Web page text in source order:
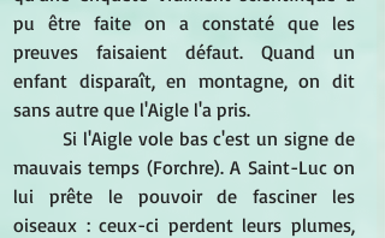
pu être faite on a constaté que les
preuves faisaient défaut. Quand un
enfant disparaît, en montagne, on dit
sans autre que l'Aigle l'a pris.
Si l'Aigle vole bas c'est un signe de
mauvais temps (Forchre). A Saint-Luc on
lui prête le pouvoir de fasciner les
oiseaux : ceux-ci perdent leurs plumes,